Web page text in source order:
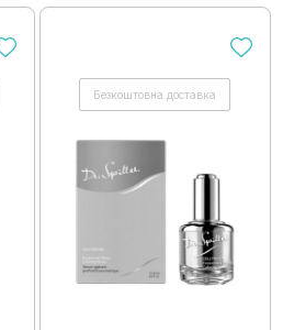
Безкоштовна доставка